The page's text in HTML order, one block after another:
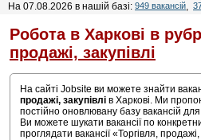
На 07.08.2026 в нашій базі: 949 вакансій,
Робота в Харкові в
продажі, закупівлі
На сайті Jobsite ви можете знайти
продажі, закупівлі в Харкові. Ми
постійно оновлювану базу вакансій
Ви можете шукати вакансії по
проглядати вакансії «Торгівля, продажі,